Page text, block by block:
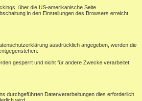
über die US-amerikanische Seite
in den Einstellungen des Browsers erreicht
ausdrücklich angegeben, werden die
gesperrt und nicht für andere Zwecke verarbeitet.
durchgeführten Datenverarbeitungen dies erforderlich